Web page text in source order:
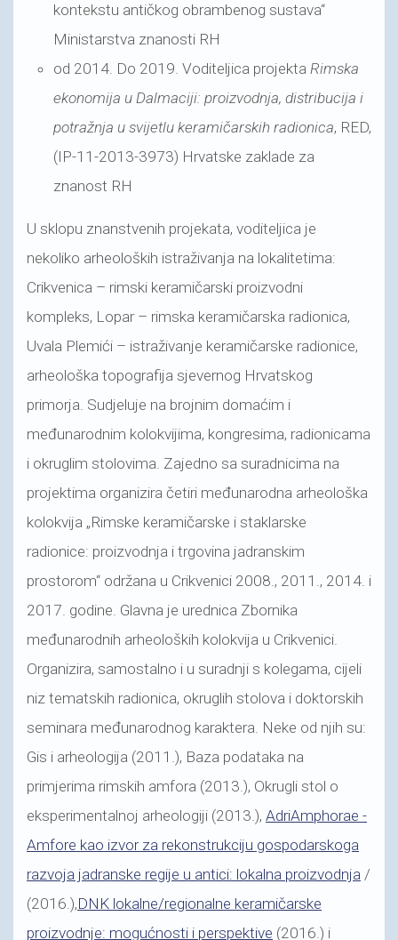
kontekstu antičkog obrambenog sustava“
Ministarstva znanosti RH
od 2014. Do 2019. Voditeljica projekta Rimska
ekonomija u Dalmaciji: proizvodnja, distribucija i
potražnja u svijetlu keramičarskih radionica, RED,
(IP-11-2013-3973) Hrvatske zaklade za
znanost RH
U sklopu znanstvenih projekata, voditeljica je
nekoliko arheoloških istraživanja na lokalitetima:
Crikvenica – rimski keramičarski proizvodni
kompleks, Lopar – rimska keramičarska radionica,
Uvala Plemići – istraživanje keramičarske radionice,
arheološka topografija sjevernog Hrvatskog
primorja. Sudjeluje na brojnim domaćim i
međunarodnim kolokvijima, kongresima, radionicama
i okruglim stolovima. Zajedno sa suradnicima na
projektima organizira četiri međunarodna arheološka
kolokvija „Rimske keramičarske i staklarske
radionice: proizvodnja i trgovina jadranskim
prostorom“ održana u Crikvenici 2008., 2011., 2014. i
2017. godine. Glavna je urednica Zbornika
međunarodnih arheoloških kolokvija u Crikvenici.
Organizira, samostalno i u suradnji s kolegama, cijeli
niz tematskih radionica, okruglih stolova i doktorskih
seminara međunarodnog karaktera. Neke od njih su:
Gis i arheologija (2011.), Baza podataka na
primjerima rimskih amfora (2013.), Okrugli stol o
eksperimentalnoj arheologiji (2013.), AdriAmphorae -
Amfore kao izvor za rekonstrukciju gospodarskoga
razvoja jadranske regije u antici: lokalna proizvodnja /
(2016.),DNK lokalne/regionalne keramičarske
proizvodnje: mogućnosti i perspektive (2016.) i